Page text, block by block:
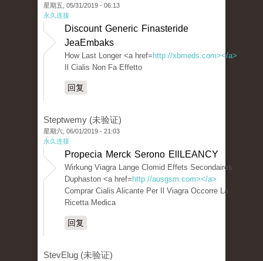
星期五, 05/31/2019 - 06:13
永久连接
Discount Generic Finasteride
JeaEmbaks
How Last Longer <a href= http://xbmeds.com></a>
Il Cialis Non Fa Effetto
回复
Steptwemy (未验证)
星期六, 06/01/2019 - 21:03
永久连接
Propecia Merck Serono EllLEANCY
Wirkung Viagra Lange Clomid Effets Secondaires
Duphaston <a href= http://ausgsm.com></a>
Comprar Cialis Alicante Per Il Viagra Occorre La
Ricetta Medica
回复
StevElug (未验证)